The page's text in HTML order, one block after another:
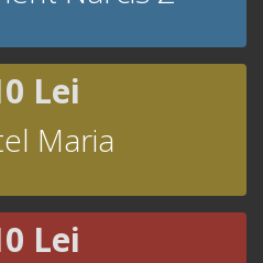
Lei
Maria
Lei